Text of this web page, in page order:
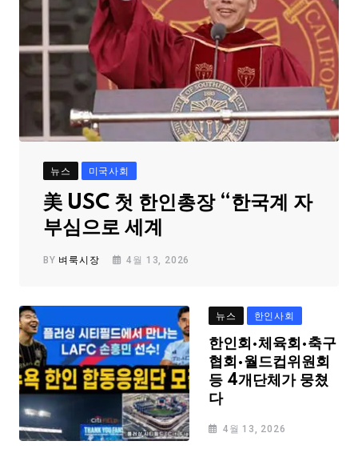
뉴스 미국사회
美 USC 첫 한인총장 “한국계 자
부심으로 세계
BY 벼룩시장 4월 13, 2026
뉴스 한인사회
한인회·체육회·축구
협회·월드컵위원회
등 4개단체가 뭉쳤
다
4월 13, 2026